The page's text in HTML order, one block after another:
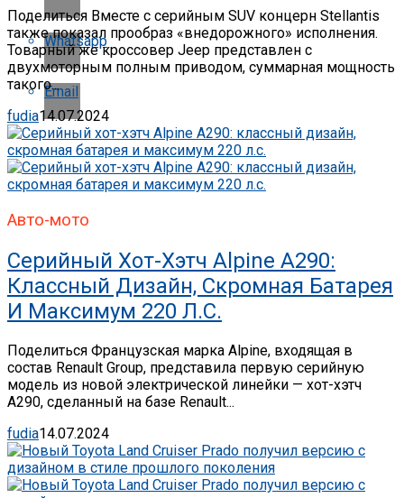
Whatsapp
Email
Поделиться Вместе с серийным SUV концерн Stellantis
также показал прообраз «внедорожного» исполнения.
Товарный же кроссовер Jeep представлен с
двухмоторным полным приводом, суммарная мощность
такого...
fudia14.07.2024
Авто-мото
Серийный Хот-Хэтч Alpine A290:
Классный Дизайн, Скромная Батарея
И Максимум 220 Л.с.
Поделиться Французская марка Alpine, входящая в
состав Renault Group, представила первую серийную
модель из новой электрической линейки — хот-хэтч
A290, сделанный на базе Renault...
fudia14.07.2024